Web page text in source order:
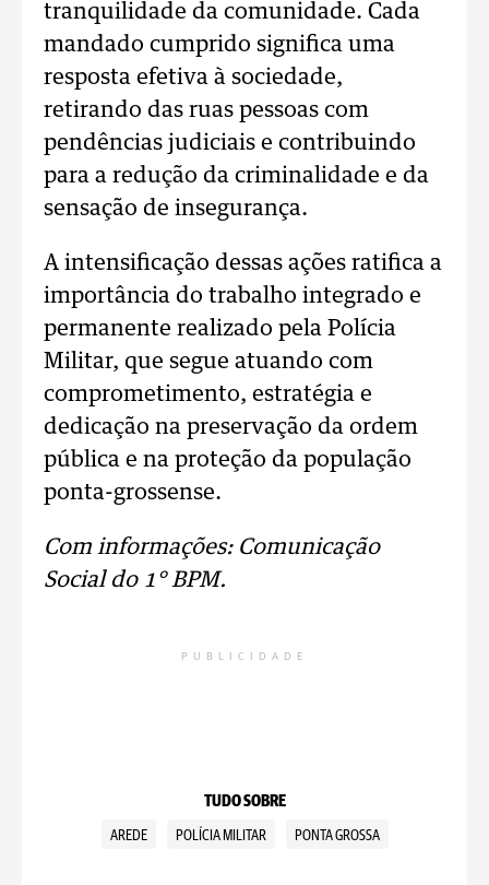
tranquilidade da comunidade. Cada
mandado cumprido significa uma
resposta efetiva à sociedade,
retirando das ruas pessoas com
pendências judiciais e contribuindo
para a redução da criminalidade e da
sensação de insegurança.
A intensificação dessas ações ratifica a
importância do trabalho integrado e
permanente realizado pela Polícia
Militar, que segue atuando com
comprometimento, estratégia e
dedicação na preservação da ordem
pública e na proteção da população
ponta-grossense.
Com informações: Comunicação
Social do 1° BPM.
PUBLICIDADE
TUDO SOBRE
AREDE POLÍCIA MILITAR PONTA GROSSA